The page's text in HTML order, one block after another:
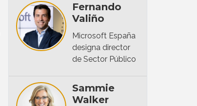
Fernando
Valiño
Microsoft España
designa director
de Sector Público
Sammie
Walker